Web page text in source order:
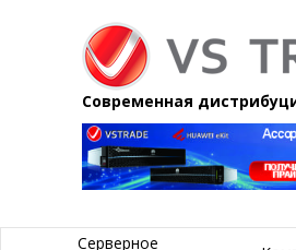
Современная
Серверное